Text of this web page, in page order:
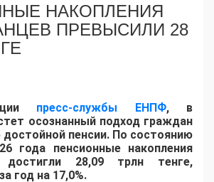
НАКОПЛЕНИЯ
ПРЕВЫСИЛИ 28
пресс-службы ЕНПФ, в
осознанный подход граждан
достойной пенсии. По состоянию
года пенсионные накопления
достигли 28,09 трлн тенге,
год на 17,0%.